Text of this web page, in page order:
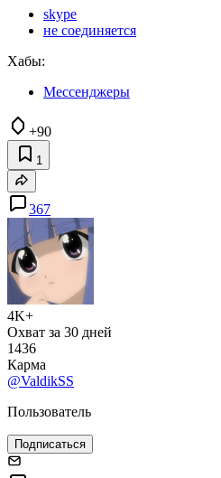
skype
не соединяется
Хабы:
Мессенджеры
+90
1
367
4K+
Охват за 30 дней
1436
Карма
@ValdikSS
Пользователь
Подписаться